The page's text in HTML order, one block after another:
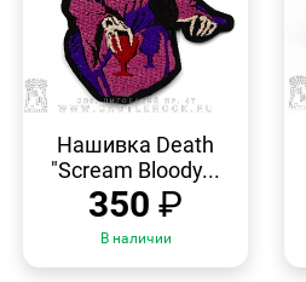
ПРОСМОТР
Нашивка Death
"Scream Bloody...
350 ₽
В наличии